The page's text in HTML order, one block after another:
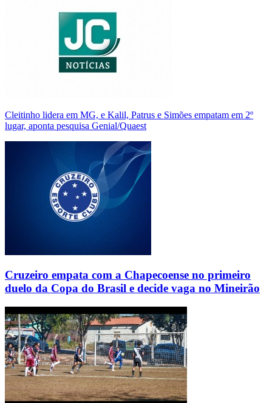
Cleitinho lidera em MG, e Kalil, Patrus e Simões empatam em 2º
lugar, aponta pesquisa Genial/Quaest
Cruzeiro empata com a Chapecoense no primeiro
duelo da Copa do Brasil e decide vaga no Mineirão